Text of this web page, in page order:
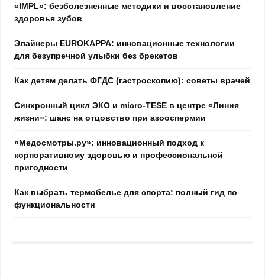
«IMPL»: безболезненные методики и восстановление
здоровья зубов
Элайнеры EUROKAPPA: инновационные технологии
для безупречной улыбки без брекетов
Как детям делать ФГДС (гастроскопию): советы врачей
Синхронный цикл ЭКО и micro-TESE в центре «Линия
жизни»: шанс на отцовство при азооспермии
«Медосмотры.ру»: инновационный подход к
корпоративному здоровью и профессиональной
пригодности
Как выбрать термобелье для спорта: полный гид по
функциональности